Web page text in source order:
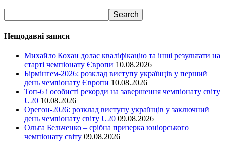
Нещодавні записи
Михайло Кохан долає кваліфікацію та інші результати на
старті чемпіонату Європи 10.08.2026
Бірмінгем-2026: розклад виступу українців у перший
день чемпіонату Європи 10.08.2026
Топ-6 і особисті рекорди на завершення чемпіонату світу
U20 10.08.2026
Орегон-2026: розклад виступу українців у заключний
день чемпіонату світу U20 09.08.2026
Ольга Бельченко – срібна призерка юніорського
чемпіонату світу 09.08.2026